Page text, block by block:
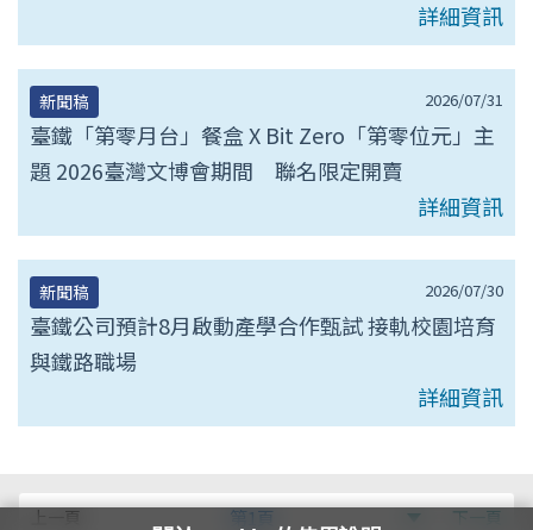
詳細資訊
2026/07/31
新聞稿
臺鐵「第零月台」餐盒 X Bit Zero「第零位元」主
題 2026臺灣文博會期間 聯名限定開賣
詳細資訊
2026/07/30
新聞稿
臺鐵公司預計8月啟動產學合作甄試 接軌校園培育
與鐵路職場
詳細資訊
上一頁 第
第1頁
下一頁